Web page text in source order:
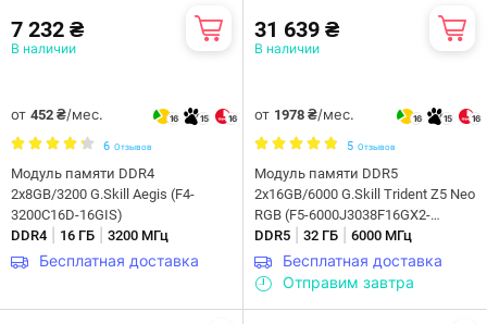
7 232 ₴
В наличии
от 452 ₴/мес. 16 15 16
6 Отзывов
Модуль памяти DDR4
2x8GB/3200 G.Skill Aegis (F4-
3200C16D-16GIS)
DDR4
16 ГБ 3200 МГц
Бесплатная доставка
31 639 ₴
В наличии
от 1978 ₴/мес. 16 15 16
5 Отзывов
Модуль памяти DDR5
2x16GB/6000 G.Skill Trident Z5 Neo
RGB (F5-6000J3038F16GX2-
TZ5NR)
DDR5 32 ГБ 6000 МГц
Бесплатная доставка
Отправим завтра